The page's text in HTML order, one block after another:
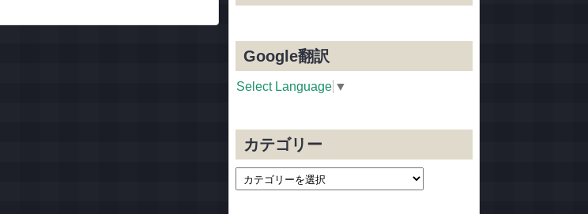
Google翻訳
Select Language ▼
カテゴリー